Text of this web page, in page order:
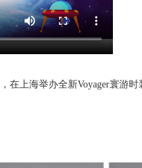
，在上海举办全新Voyager寰游时